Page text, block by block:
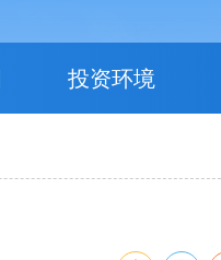
投资环境